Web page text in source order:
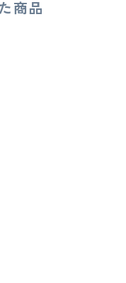
商品